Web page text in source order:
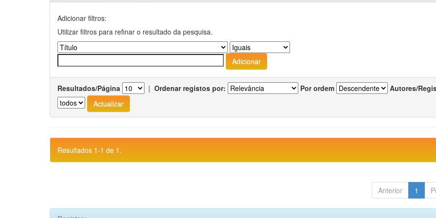
Adicionar filtros:
Utilizar filtros para refinar o resultado da pesquisa.
Resultados/Página | Ordenar registos por: Por ordem Autores/
Resultados 1-1 de 1.
Anterior 1